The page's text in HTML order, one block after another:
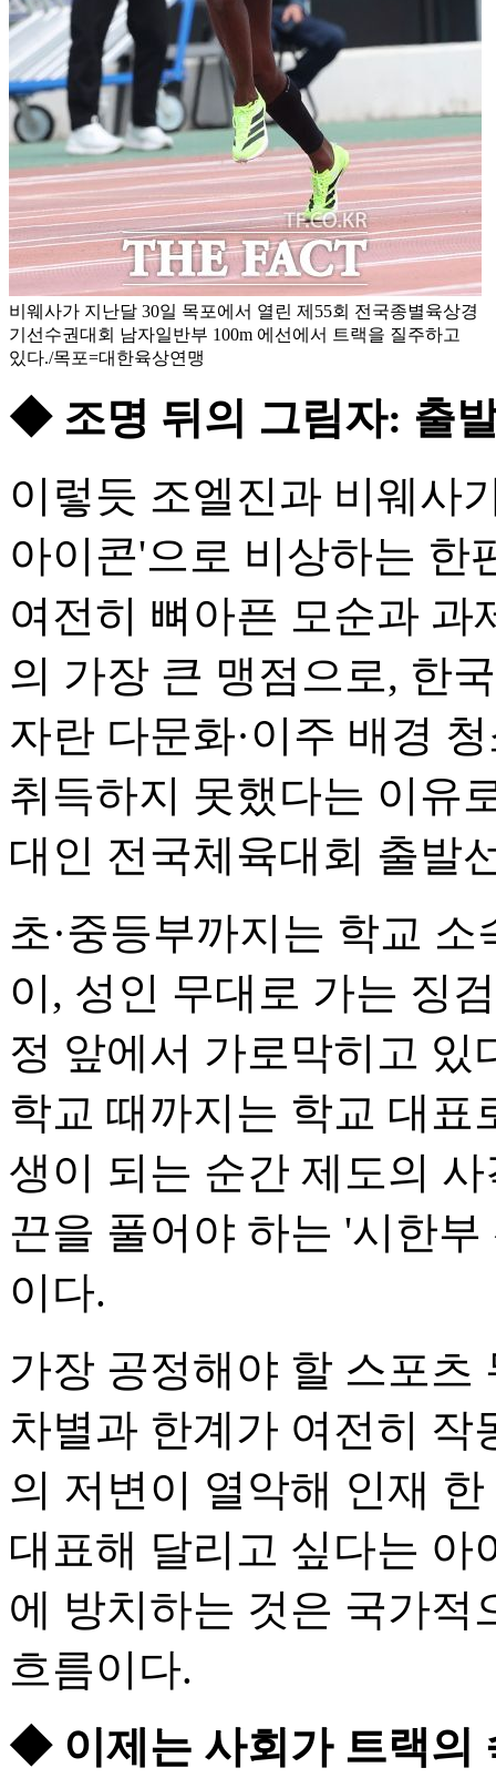
비웨사가 지난달 30일 목포에서 열린 제55회 전국종별육상경
기선수권대회 남자일반부 100m 에선에서 트랙을 질주하고
있다./목포=대한육상연맹
◆ 조명 뒤의 그림자: 출
이렇듯 조엘진과 비웨사
아이콘'으로 비상하는 한
여전히 뼈아픈 모순과 과
의 가장 큰 맹점으로, 한
자란 다문화·이주 배경
취득하지 못했다는 이유
대인 전국체육대회 출발
초·중등부까지는 학교
이, 성인 무대로 가는 징
정 앞에서 가로막히고 있
학교 때까지는 학교 대
생이 되는 순간 제도의
끈을 풀어야 하는 '시한
이다.
가장 공정해야 할 스포츠
차별과 한계가 여전히 작
의 저변이 열악해 인재
대표해 달리고 싶다는 아
에 방치하는 것은 국가적
흐름이다.
◆ 이제는 사회가 트랙의